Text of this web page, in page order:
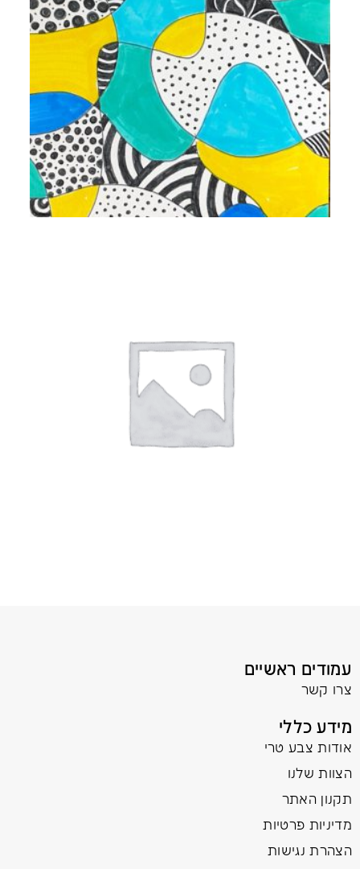
עמודים ראשיים
צרו קשר
מידע כללי
אודות צבע טרי
הצוות שלנו
תקנון האתר
מדיניות פרטיות
הצהרת נגישות